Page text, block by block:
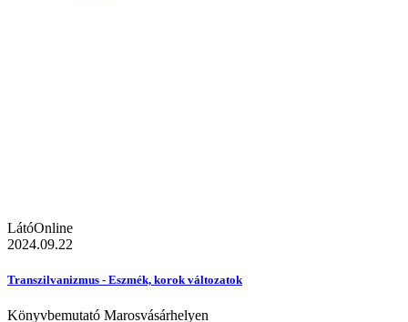
LátóOnline
2024.09.22
Transzilvanizmus - Eszmék, korok változatok
Könyvbemutató Marosvásárhelyen